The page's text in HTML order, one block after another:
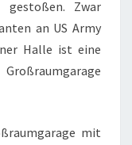
gestoßen. Zwar
an US Army
Halle ist eine
mit